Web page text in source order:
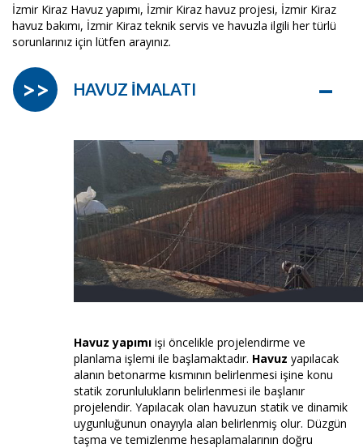
İzmir Kiraz Havuz yapımı, İzmir Kiraz havuz projesi, İzmir Kiraz
havuz bakımı, İzmir Kiraz teknik servis ve havuzla ilgili her türlü
sorunlarınız için lütfen arayınız.
HAVUZ İMALATI –
>>
Havuz yapımı işi öncelikle projelendirme ve
planlama işlemi ile başlamaktadır. Havuz yapılacak
alanın betonarme kısmının belirlenmesi işine konu
statik zorunlulukların belirlenmesi ile başlanır
projelendir. Yapılacak olan havuzun statik ve dinamik
uygunluğunun onayıyla alan belirlenmiş olur. Düzgün
taşma ve temizlenme hesaplamalarının doğru